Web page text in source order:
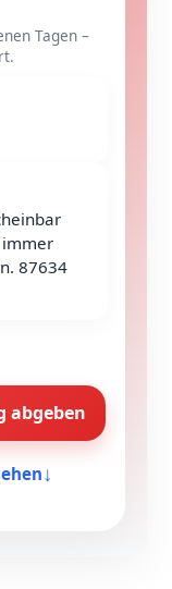
Tagen –
87634
abgeben
↓